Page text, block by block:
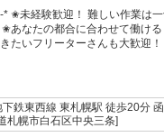
お仕事も数多く取り扱ってお
ス系のお仕事等 あなたの就業
の 仕分け・運搬作業をお願いし
ボールなどの箱に詰めたり、
鉄東西線 東札幌駅 徒歩20分
札幌市白石区中央三条]